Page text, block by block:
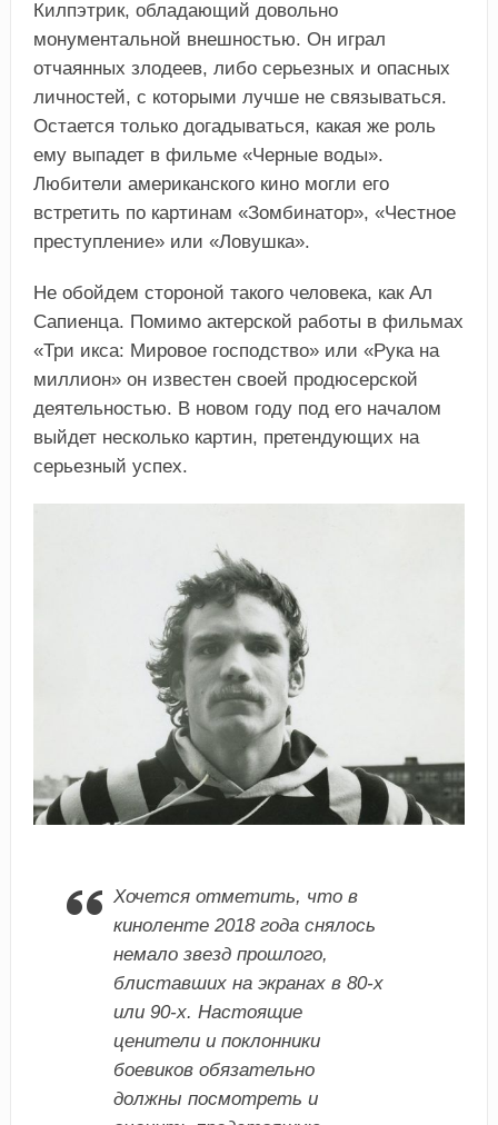
Килпэтрик, обладающий довольно
монументальной внешностью. Он играл
отчаянных злодеев, либо серьезных и опасных
личностей, с которыми лучше не связываться.
Остается только догадываться, какая же роль
ему выпадет в фильме «Черные воды».
Любители американского кино могли его
встретить по картинам «Зомбинатор», «Честное
преступление» или «Ловушка».
Не обойдем стороной такого человека, как Ал
Сапиенца. Помимо актерской работы в фильмах
«Три икса: Мировое господство» или «Рука на
миллион» он известен своей продюсерской
деятельностью. В новом году под его началом
выйдет несколько картин, претендующих на
серьезный успех.
Хочется отметить, что в
киноленте 2018 года снялось
немало звезд прошлого,
блиставших на экранах в 80-х
или 90-х. Настоящие
ценители и поклонники
боевиков обязательно
должны посмотреть и